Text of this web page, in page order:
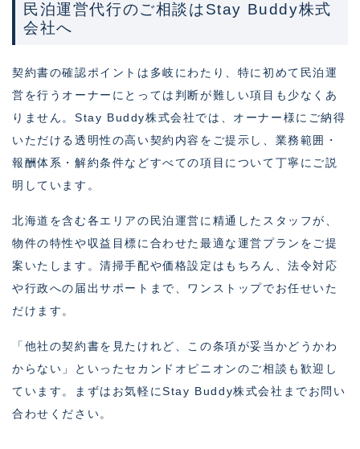
民泊運営代行のご相談はStay Buddy株式
会社へ
契約書の確認ポイントは多岐にわたり、特に初めて民泊運
営を行うオーナーにとっては判断が難しい項目も少なくあ
りません。Stay Buddy株式会社では、オーナー様にご納得
いただける透明性の高い契約内容をご提示し、業務範囲・
報酬体系・解約条件などすべての項目について丁寧にご説
明しています。
北海道を含む各エリアの民泊運営に精通したスタッフが、
物件の特性や収益目標に合わせた最適な運営プランをご提
案いたします。清掃手配や価格設定はもちろん、法令対応
や行政への届出サポートまで、ワンストップでお任せいた
だけます。
「他社の契約書を見たけれど、この条項が妥当かどうかわ
からない」といったセカンドオピニオンのご相談も歓迎し
ています。まずはお気軽にStay Buddy株式会社までお問い
合わせください。